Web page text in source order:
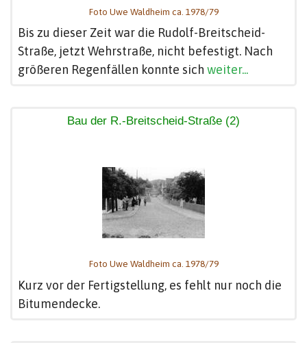
Foto Uwe Waldheim ca. 1978/79
Bis zu dieser Zeit war die Rudolf-Breitscheid-
Straße, jetzt Wehrstraße, nicht befestigt. Nach
größeren Regenfällen konnte sich weiter...
Bau der R.-Breitscheid-Straße (2)
Foto Uwe Waldheim ca. 1978/79
Kurz vor der Fertigstellung, es fehlt nur noch die
Bitumendecke.